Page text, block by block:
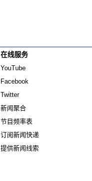
在线服务
YouTube
Facebook
Twitter
新闻聚合
节目频率表
订阅新闻快递
提供新闻线索